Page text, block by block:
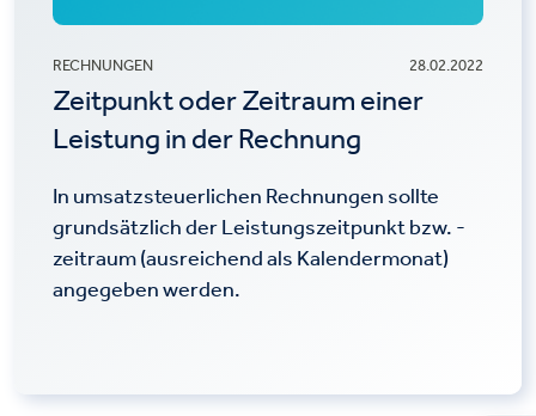
RECHNUNGEN 28.02.2022
Zeitpunkt oder Zeitraum einer
Leistung in der Rechnung
In umsatzsteuerlichen Rechnungen sollte
grundsätzlich der Leistungszeitpunkt bzw. -
zeitraum (ausreichend als Kalendermonat)
angegeben werden.